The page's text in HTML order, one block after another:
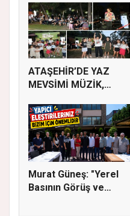
ATAŞEHİR’DE YAZ
MEVSİMİ MÜZİK,
Murat Güneş: "Yerel
Basının Görüş ve